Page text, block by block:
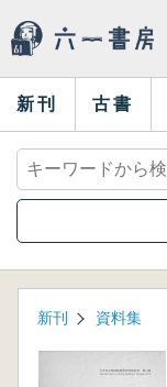
新刊 古書
新刊 資料集